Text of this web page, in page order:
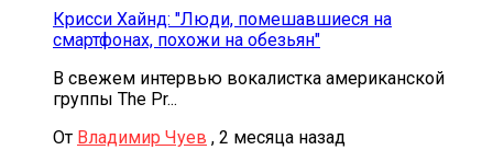
Крисси Хайнд: "Люди, помешавшиеся на
смартфонах, похожи на обезьян"
В свежем интервью вокалистка американской
группы The Pr...
От Владимир Чуев , 2 месяца назад